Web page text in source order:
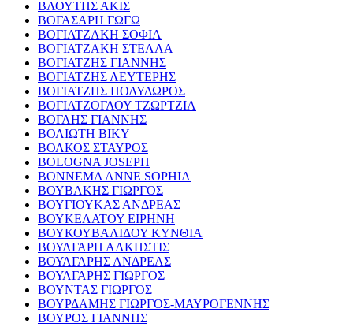
ΒΛΟΥΤΗΣ ΑΚΙΣ
ΒΟΓΑΣΑΡΗ ΓΩΓΩ
ΒΟΓΙΑΤΖΑΚΗ ΣΟΦΙΑ
ΒΟΓΙΑΤΖΑΚΗ ΣΤΕΛΛΑ
ΒΟΓΙΑΤΖΗΣ ΓΙΑΝΝΗΣ
ΒΟΓΙΑΤΖΗΣ ΛΕΥΤΕΡΗΣ
ΒΟΓΙΑΤΖΗΣ ΠΟΛΥΔΩΡΟΣ
ΒΟΓΙΑΤΖΟΓΛΟΥ ΤΖΩΡΤΖΙΑ
ΒΟΓΛΗΣ ΓΙΑΝΝΗΣ
ΒΟΛΙΩΤΗ ΒΙΚΥ
ΒΟΛΚΟΣ ΣΤΑΥΡΟΣ
BOLOGNA JOSEPH
BONNEMA ANNE SOPHIA
ΒΟΥΒΑΚΗΣ ΓΙΩΡΓΟΣ
ΒΟΥΓΙΟΥΚΑΣ ΑΝΔΡΕΑΣ
ΒΟΥΚΕΛΑΤΟΥ ΕΙΡΗΝΗ
ΒΟΥΚΟΥΒΑΛΙΔΟΥ ΚΥΝΘΙΑ
ΒΟΥΛΓΑΡΗ ΑΛΚΗΣΤΙΣ
ΒΟΥΛΓΑΡΗΣ ΑΝΔΡΕΑΣ
ΒΟΥΛΓΑΡΗΣ ΓΙΩΡΓΟΣ
ΒΟΥΝΤΑΣ ΓΙΩΡΓΟΣ
ΒΟΥΡΔΑΜΗΣ ΓΙΩΡΓΟΣ-ΜΑΥΡΟΓΕΝΝΗΣ
ΒΟΥΡΟΣ ΓΙΑΝΝΗΣ